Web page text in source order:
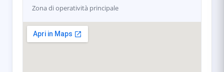
Zona di operatività principale